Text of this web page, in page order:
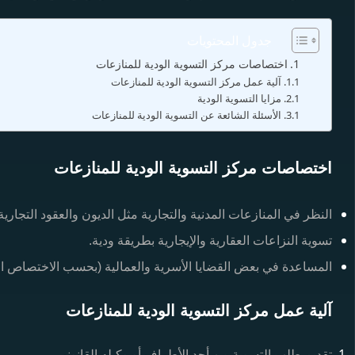
اختصاصات مركز التسوية الودية للمنازعات
آلية عمل مركز التسوية الودية للمنازعات
مزايا التسوية الودية
الأسئلة الشائعة عن التسوية الودية للمنازعات
اختصاصات مركز التسوية الودية للمنازعات
النظر في المنازعات المدنية والتجارية مثل الديون والعقود
تسوية النزاعات العقارية والإيجارية بطريقة ودية.
المساعدة في بعض القضايا الأسرية والعمالية (بحسب الاختصاص
آلية عمل مركز التسوية الودية للمنازعات